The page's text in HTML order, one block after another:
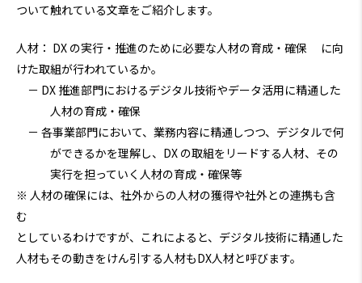
ついて触れている文章をご紹介します。
人材： DX の実行・推進のために必要な人材の育成・確保 に向
けた取組が行われているか。
－ DX 推進部門におけるデジタル技術やデータ活用に精通した
人材の育成・確保
－ 各事業部門において、業務内容に精通しつつ、デジタルで何
ができるかを理解し、DX の取組をリードする人材、その
実行を担っていく人材の育成・確保等
※ 人材の確保には、社外からの人材の獲得や社外との連携も含
む
としているわけですが、これによると、デジタル技術に精通した
人材もその動きをけん引する人材もDX人材と呼びます。